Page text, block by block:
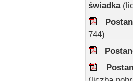
świadka
744)